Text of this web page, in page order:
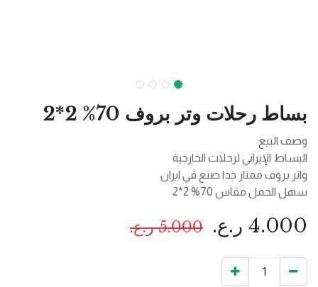
بساط رحلات وتر بروف 70% 2*2
وصف البيع
البساط الإيراني لرحلات الخارجية
واتر بروف ممتاز جدا صنع في ايران
سهل الحمل مقاس 70% 2*2
4.000 ر.ع. 5.000ر.ع.